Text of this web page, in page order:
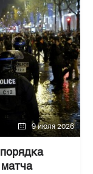
9 июля 2026